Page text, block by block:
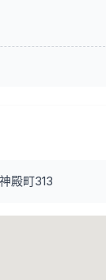
殿町313